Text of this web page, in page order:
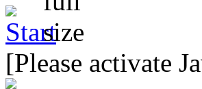
[Please activate